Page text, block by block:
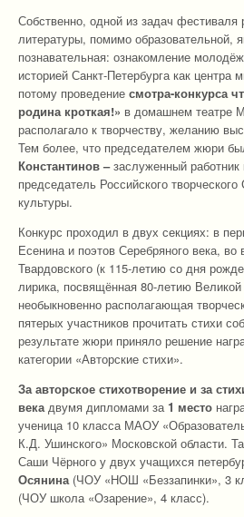
Собственно, одной из задач фестиваля
литературы, помимо образовательной,
познавательная: ознакомление
историей Санкт-Петербурга как центра
потому проведение смотра-конкурса
родина кроткая!» в домашнем театре
располагало к творчеству, желанию
Тем более, что председателем жюри
Константинов –заслуженный
председатель Российского
культуры.
Конкурс проходил в двух секциях: в
Есенина и поэтов Серебряного века, во
Твардовского (к 115-летию со дня
лирика, посвящённая 80-летию
необыкновенно располагающая
пятерых участников прочитать стихи
результате жюри приняло решение
категории «Авторские стихи».
За авторское стихотворение и за
века двумя дипломами за 1 место
ученица 10 класса МАОУ
К.Д. Ушинского» Московской области.
Саши Чёрного у двух учащихся
Осянина (ЧОУ «НОШ «Беззапинки», 3
(ЧОУ школа «Озарение», 4 класс).